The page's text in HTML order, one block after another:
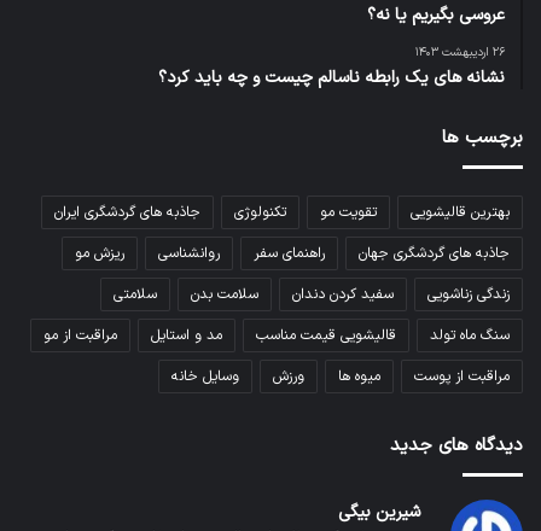
عروسی بگیریم یا نه؟
۲۶ اردیبهشت ۱۴۰۳
نشانه های یک رابطه ناسالم چیست و چه باید کرد؟
برچسب ها
بهترین قالیشویی تقویت مو تکنولوژی
جاذبه های گردشگری ایران
جاذبه های گردشگری جهان
راهنمای سفر روانشناسی
ریزش مو
زندگی زناشویی
سفید کردن دندان سلامت بدن
سلامتی
سنگ ماه تولد
قالیشویی قیمت مناسب مد و استایل
مراقبت از مو
مراقبت از پوست
میوه ها ورزش وسایل خانه
دیدگاه های جدید
شیرین بیگی